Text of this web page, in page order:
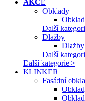
AKCE
Obklady
Další
Dlažby
Dlažby
Další
Další kategorie >
KLINKER
Fasádní